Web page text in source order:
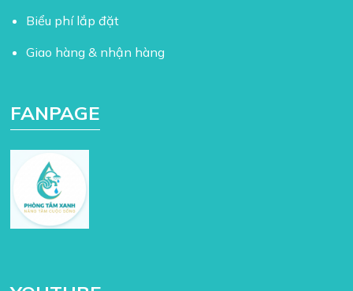
Biểu phí lắp đặt
Giao hàng & nhận hàng
FANPAGE